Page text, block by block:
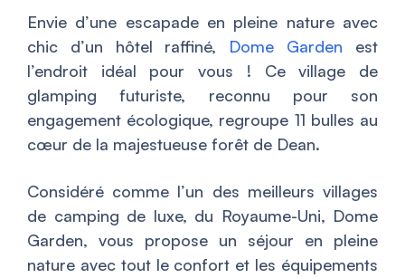
Envie d’une escapade en pleine nature avec
chic d’un hôtel raffiné, Dome Garden est
l’endroit idéal pour vous ! Ce village de
glamping futuriste, reconnu pour son
engagement écologique, regroupe 11 bulles au
cœur de la majestueuse forêt de Dean.
Considéré comme l’un des meilleurs villages
de camping de luxe, du Royaume-Uni, Dome
Garden, vous propose un séjour en pleine
nature avec tout le confort et les équipements